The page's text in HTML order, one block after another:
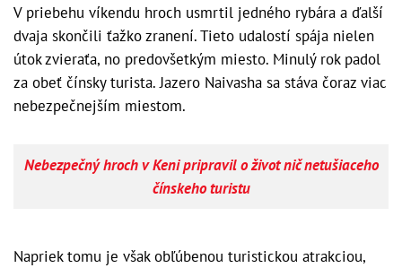
V priebehu víkendu hroch usmrtil jedného rybára a ďalší
dvaja skončili ťažko zranení. Tieto udalostí spája nielen
útok zvieraťa, no predovšetkým miesto. Minulý rok padol
za obeť čínsky turista. Jazero Naivasha sa stáva čoraz viac
nebezpečnejším miestom.
Nebezpečný hroch v Keni pripravil o život nič netušiaceho
čínskeho turistu
Napriek tomu je však obľúbenou turistickou atrakciou,